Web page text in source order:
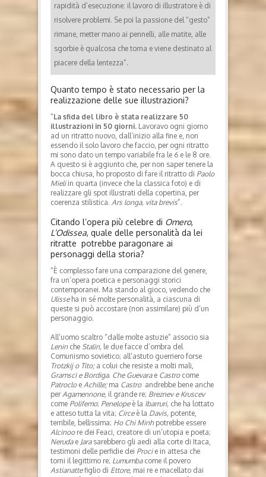
rapidità d’esecuzione: il lavoro di illustratore è di
risolvere problemi. Se poi la passione del “gesto”
rimane, metter mano ai pennelli, alle matite, alle
sgorbie è qualcosa che torna e viene destinato al
piacere della lentezza”.
Quanto tempo è stato necessario per la
realizzazione delle sue illustrazioni?
“La sfida del libro è stata realizzare 50
illustrazioni in 50 giorni. Lavoravo ogni giorno
ad un ritratto nuovo, dall’inizio alla fine e, non
essendo il solo lavoro che faccio, per ogni ritratto
mi sono dato un tempo variabile fra le 6 e le 8 ore.
A questo si è aggiunto che, per non saper tenere la
bocca chiusa, ho proposto di fare il ritratto di Paolo
Mieliin quarta (invece che la classica foto) e di
realizzare gli spot illustrati della copertina, per
coerenza stilistica. Ars longa, vita brevis”.
Citando l’opera più celebre di Omero,
L’Odissea, quale delle personalità da lei
ritratte potrebbe paragonare ai
personaggi della storia?
“È complesso fare una comparazione del genere,
fra un’opera poetica e personaggi storici
contemporanei. Ma stando al gioco, vedendo che
Ulisseha in sé molte personalità, a ciascuna di
queste si può accostare (non assimilare) più d’un
personaggio.
All’uomo scaltro “dalle molte astuzie” associo sia
Lenin che Stalin, le due facce d’ombra del
Comunismo sovietico; all’astuto guerriero forse
Trotzkij o Tito;a colui che resiste a molti mali,
Gramsci e Bordiga. Che Guevarae Castrocome
Patroclo e Achille; ma Castro andrebbe bene anche
per Agamennone, il grande re; Breznev e Kruscev
come Polifemo; Penelopeè la Ibarruri, che ha lottato
e atteso tutta la vita; Circeè la Davis, potente,
terribile, bellissima; Ho Chi Minhpotrebbe essere
Alcinoore dei Feaci, creatore di un’utopia e poeta;
Nerudae Jarasarebbero gli aedi alla corte di Itaca,
testimoni delle perfidie dei Procie in attesa che
torni il legittimo re; Lumumbacome il povero
Astianattefiglio di Ettore, mai re e macellato dai